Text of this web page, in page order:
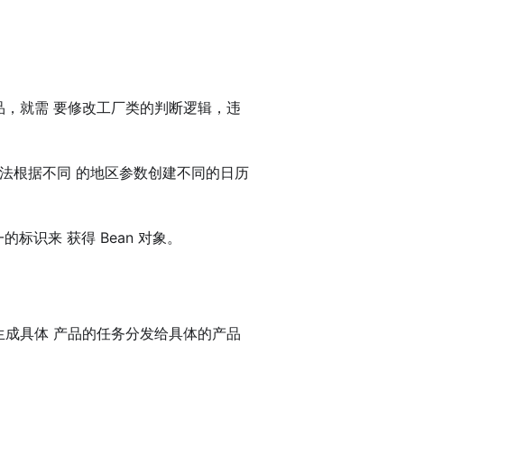
就需 要修改⼯⼚类的判断逻辑，违
据不同 的地区参数创建不同的⽇历
标识来 获得 Bean 对象。
具体 产品的任务分发给具体的产品